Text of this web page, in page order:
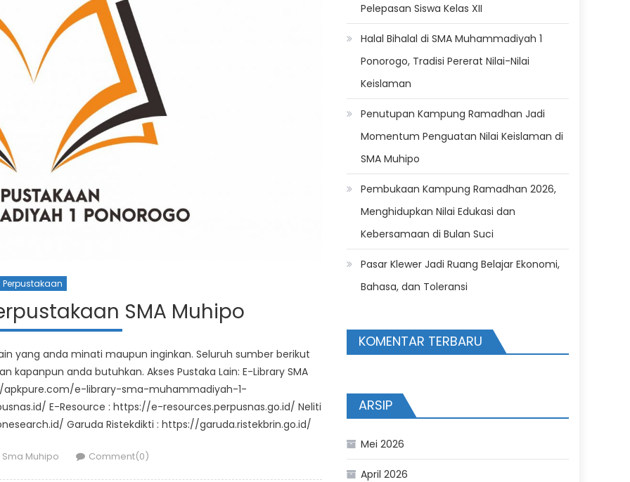
Perpustakaan
SMA Muhipo
yang anda minati maupun inginkan. Seluruh sumber berikut
anda butuhkan. Akses Pustaka Lain: E-Library SMA
apkpure.com/e-library-sma-muhammadiyah-1-
E-Resource : https://e-resources.perpusnas.go.id/ Neliti
Garuda Ristekdikti : https://garuda.ristekbrin.go.id/
Author
Sma Muhipo Comment(0)
Pelepasan Siswa Kelas XII
Halal Bihalal di SMA Muhammadiyah 1
Ponorogo, Tradisi Pererat Nilai-Nilai
Keislaman
Penutupan Kampung Ramadhan Jadi
Momentum Penguatan Nilai Keislaman di
SMA Muhipo
Pembukaan Kampung Ramadhan 2026,
Menghidupkan Nilai Edukasi dan
Kebersamaan di Bulan Suci
Pasar Klewer Jadi Ruang Belajar Ekonomi,
Bahasa, dan Toleransi
KOMENTAR TERBARU
ARSIP
Mei 2026
April 2026